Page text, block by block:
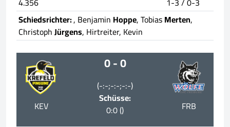
Schiedsrichter:, Benjamin Hoppe, TobiasMerten,
ChristophJürgens, Hirtreiter, Kevin
KEV
0 - 0
(-:-;-:-;-:-)
Schüsse:
0:0 ()
FRB